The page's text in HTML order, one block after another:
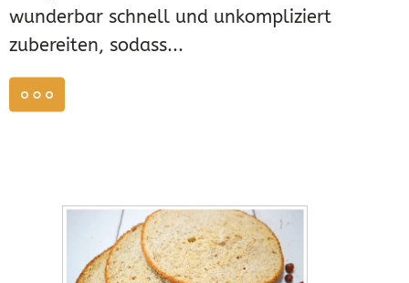
wunderbar schnell und unkompliziert
zubereiten, sodass...